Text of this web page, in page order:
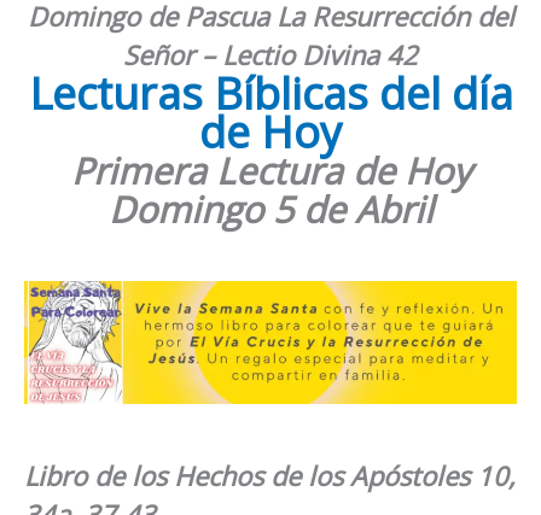
Domingo de Pascua La Resurrección del
Señor – Lectio Divina 42
Lecturas Bíblicas del día
de Hoy
Primera Lectura de Hoy
Domingo 5 de Abril
Libro de losHechos de los Apóstoles 10,